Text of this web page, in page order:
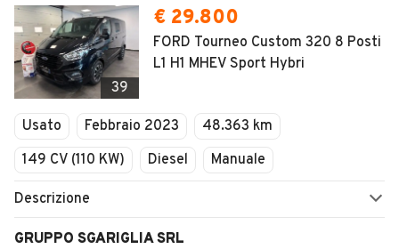
39
€ 29.800
FORD Tourneo Custom 320 8 Posti
L1 H1 MHEV Sport Hybri
Usato Febbraio 2023
48.363 km
149 CV (110 KW)
Diesel Manuale
Descrizione
GRUPPO SGARIGLIA SRL